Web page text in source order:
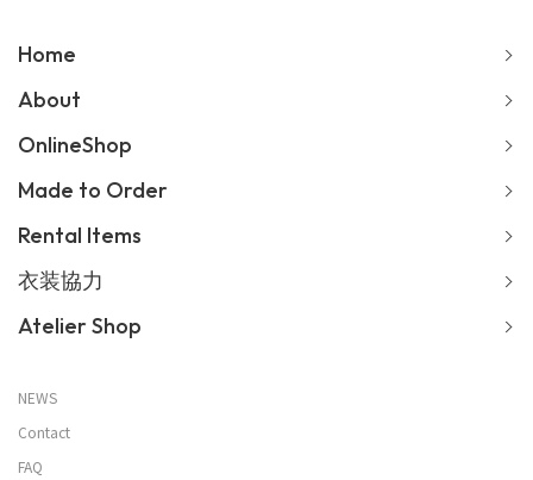
Home
About
OnlineShop
Made to Order
Rental Items
衣装協力
Atelier Shop
NEWS
Contact
FAQ